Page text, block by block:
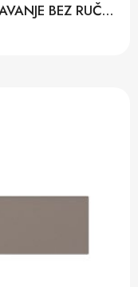
GOURMET LADICA ZA PODGRIJAVANJE BEZ RUČKE ESW 7010 OBSW